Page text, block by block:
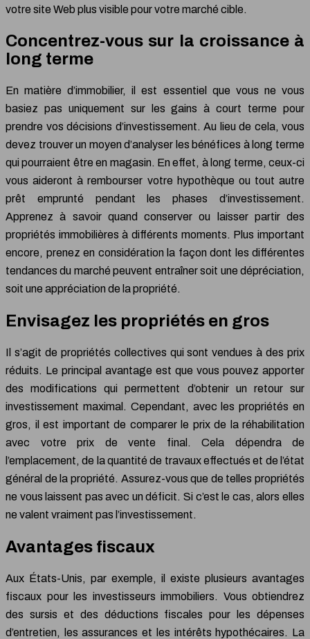
votre site Web plus visible pour votre marché cible.
Concentrez-vous sur la croissance à
long terme
En matière d’immobilier, il est essentiel que vous ne vous
basiez pas uniquement sur les gains à court terme pour
prendre vos décisions d’investissement. Au lieu de cela, vous
devez trouver un moyen d’analyser les bénéfices à long terme
qui pourraient être en magasin. En effet, à long terme, ceux-ci
vous aideront à rembourser votre hypothèque ou tout autre
prêt emprunté pendant les phases d’investissement.
Apprenez à savoir quand conserver ou laisser partir des
propriétés immobilières à différents moments. Plus important
encore, prenez en considération la façon dont les différentes
tendances du marché peuvent entraîner soit une dépréciation,
soit une appréciation de la propriété.
Envisagez les propriétés en gros
Il s’agit de propriétés collectives qui sont vendues à des prix
réduits. Le principal avantage est que vous pouvez apporter
des modifications qui permettent d’obtenir un retour sur
investissement maximal. Cependant, avec les propriétés en
gros, il est important de comparer le prix de la réhabilitation
avec votre prix de vente final. Cela dépendra de
l’emplacement, de la quantité de travaux effectués et de l’état
général de la propriété. Assurez-vous que de telles propriétés
ne vous laissent pas avec un déficit. Si c’est le cas, alors elles
ne valent vraiment pas l’investissement.
Avantages fiscaux
Aux États-Unis, par exemple, il existe plusieurs avantages
fiscaux pour les investisseurs immobiliers. Vous obtiendrez
des sursis et des déductions fiscales pour les dépenses
d’entretien, les assurances et les intérêts hypothécaires. La